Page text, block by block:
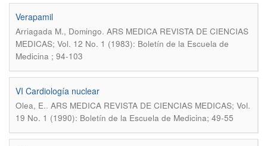
Verapamil
Arriagada M., Domingo. ARS MEDICA REVISTA DE CIENCIAS
MEDICAS; Vol. 12 No. 1 (1983): Boletín de la Escuela de
Medicina ; 94-103
VI Cardiología nuclear
Olea, E.. ARS MEDICA REVISTA DE CIENCIAS MEDICAS; Vol.
19 No. 1 (1990): Boletín de la Escuela de Medicina; 49-55